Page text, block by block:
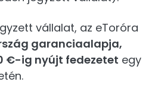
vállalat, az eToróra
garanciaalapja,
€-ig nyújt fedezetet egy